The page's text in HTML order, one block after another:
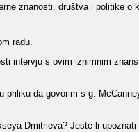
znanosti, društva i politike o
radu.
intervju s ovim iznimnim
priliku da govorim s g.
Dmitrieva? Jeste li upoznati